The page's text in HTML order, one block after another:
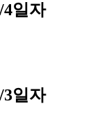
4일자
3일자